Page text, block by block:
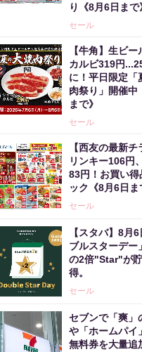
り《8月6日まで
セール
【牛角】生ビ
カルビ319円
に！平日限定「
肉祭り」開催中
まで》
セール
【西友の最新
リンキー106円
83円！お買い得
ック《8月6日ま
セール
【スタバ】8月
ブルスターデー
の2倍"Star"が
得。
セール
セブンで「爽」
や「ホームパイ
無料券を大量追